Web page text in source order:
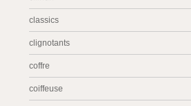
classics
clignotants
coffre
coiffeuse